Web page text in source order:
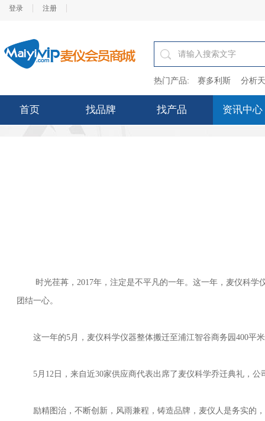
登录 注册
热门产品: 赛多利斯 分析
首页 找品牌 找产品 资讯中心
时光荏苒，2017年，注定是不平凡的一年。这一年，麦仪科学
团结一心。
这一年的5月，麦仪科学仪器整体搬迁至浦江智谷商务园400平米
5月12日，来自近30家供应商代表出席了麦仪科学乔迁典礼，公
励精图治，不断创新，风雨兼程，铸造品牌，麦仪人是务实的，